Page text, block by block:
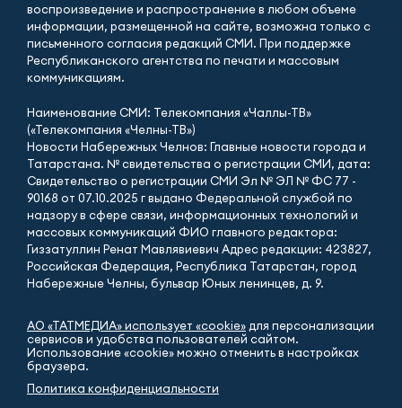
воспроизведение и распространение в любом объеме
информации, размещенной на сайте, возможна только с
письменного согласия редакций СМИ. При поддержке
Республиканского агентства по печати и массовым
коммуникациям.
Наименование СМИ: Телекомпания «Чаллы-ТВ»
(«Телекомпания «Челны-ТВ»)
Новости Набережных Челнов: Главные новости города и
Татарстана. № свидетельства о регистрации СМИ, дата:
Свидетельство о регистрации СМИ Эл № ЭЛ № ФС 77 -
90168 от 07.10.2025 г выдано Федеральной службой по
надзору в сфере связи, информационных технологий и
массовых коммуникаций ФИО главного редактора:
Гиззатуллин Ренат Мавлявиевич Адрес редакции: 423827,
Российская Федерация, Республика Татарстан, город
Набережные Челны, бульвар Юных ленинцев, д. 9.
АО «ТАТМЕДИА» использует «cookie» для персонализации
сервисов и удобства пользователей сайтом.
Использование «cookie» можно отменить в настройках
браузера.
Политика конфиденциальности